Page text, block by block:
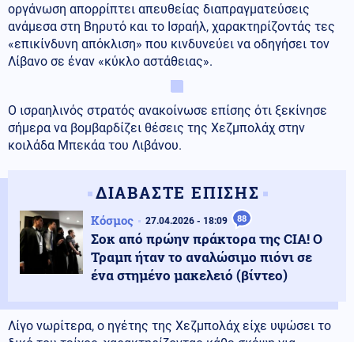
οργάνωση απορρίπτει απευθείας διαπραγματεύσεις
ανάμεσα στη Bηρυτό και το Ισραήλ, χαρακτηρίζοντάς τες
«επικίνδυνη απόκλιση» που κινδυνεύει να οδηγήσει τον
Λίβανο σε έναν «κύκλο αστάθειας».
Ο ισραηλινός στρατός ανακοίνωσε επίσης ότι ξεκίνησε
σήμερα να βομβαρδίζει θέσεις της Χεζμπολάχ στην
κοιλάδα Μπεκάα του Λιβάνου.
ΔΙΑΒΑΣΤΕ ΕΠΙΣΗΣ
Κόσμος 27.04.2026 - 18:09 88
Σοκ από πρώην πράκτορα της CIA! Ο
Τραμπ ήταν το αναλώσιμο πιόνι σε
ένα στημένο μακελειό (βίντεο)
Λίγο νωρίτερα, ο ηγέτης της Χεζμπολάχ είχε υψώσει το